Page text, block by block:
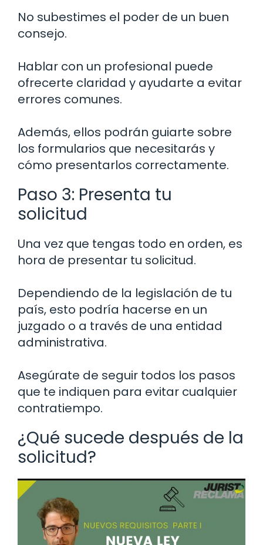
No subestimes el poder de un buen
consejo.
Hablar con un profesional puede
ofrecerte claridad y ayudarte a evitar
errores comunes.
Además, ellos podrán guiarte sobre
los formularios que necesitarás y
cómo presentarlos correctamente.
Paso 3: Presenta tu
solicitud
Una vez que tengas todo en orden, es
hora de presentar tu solicitud.
Dependiendo de la legislación de tu
país, esto podría hacerse en un
juzgado o a través de una entidad
administrativa.
Asegúrate de seguir todos los pasos
que te indiquen para evitar cualquier
contratiempo.
¿Qué sucede después de la
solicitud?